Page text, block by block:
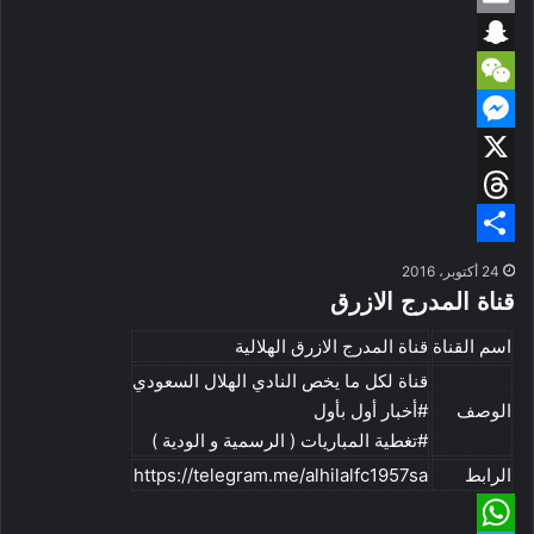
s
A
p
p
e
g
r
m
c
e
b
o
o
k
n
k
e
d
n
E
m
a
S
n
p
c
h
a
t
W
e
C
h
a
t
M
e
s
s
e
n
e
X
T
h
r
e
d
S
h
a
e
24 أكتوبر، 2016
قناة المدرج الازرق
اسم القناة قناة المدرج الازرق الهلالية
الوصف
قناة لكل ما يخص النادي الهلال السعودي
#أخبار أول بأول
#تغطية المباريات ( الرسمية و الودية )
الرابط
https://telegram.me/alhilalfc1957sa